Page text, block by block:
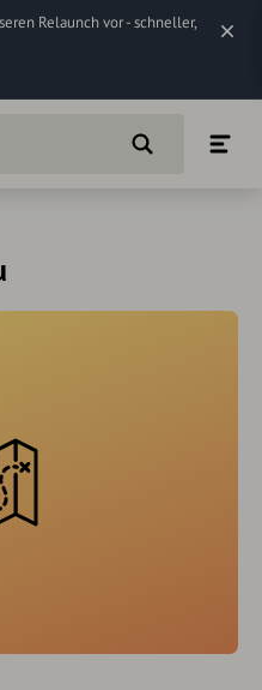
Relaunch vor - schneller,